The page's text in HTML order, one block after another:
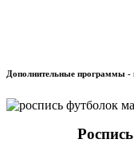
Дополнительные программы -